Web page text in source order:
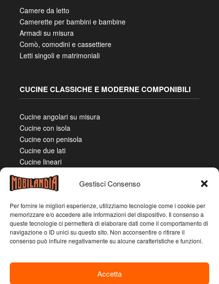
Gestisci Consenso
Per fornire le migliori esperienze, utilizziamo tecnologie come i cookie per
memorizzare e/o accedere alle informazioni del dispositivo. Il consenso a
queste tecnologie ci permetterà di elaborare dati come il comportamento di
navigazione o ID unici su questo sito. Non acconsentire o ritirare il
consenso può influire negativamente su alcune caratteristiche e funzioni.
Accetta
Camere da letto
Camerette per bambini e bambine
Armadi su misura
Comò, comodini e cassettiere
Letti singoli e matrimoniali
CUCINE CLASSICHE E MODERNE COMPONIBILI
Cucine angolari su misura
Cucine con isola
Cucine con penisola
Cucine due lati
Cucine lineari